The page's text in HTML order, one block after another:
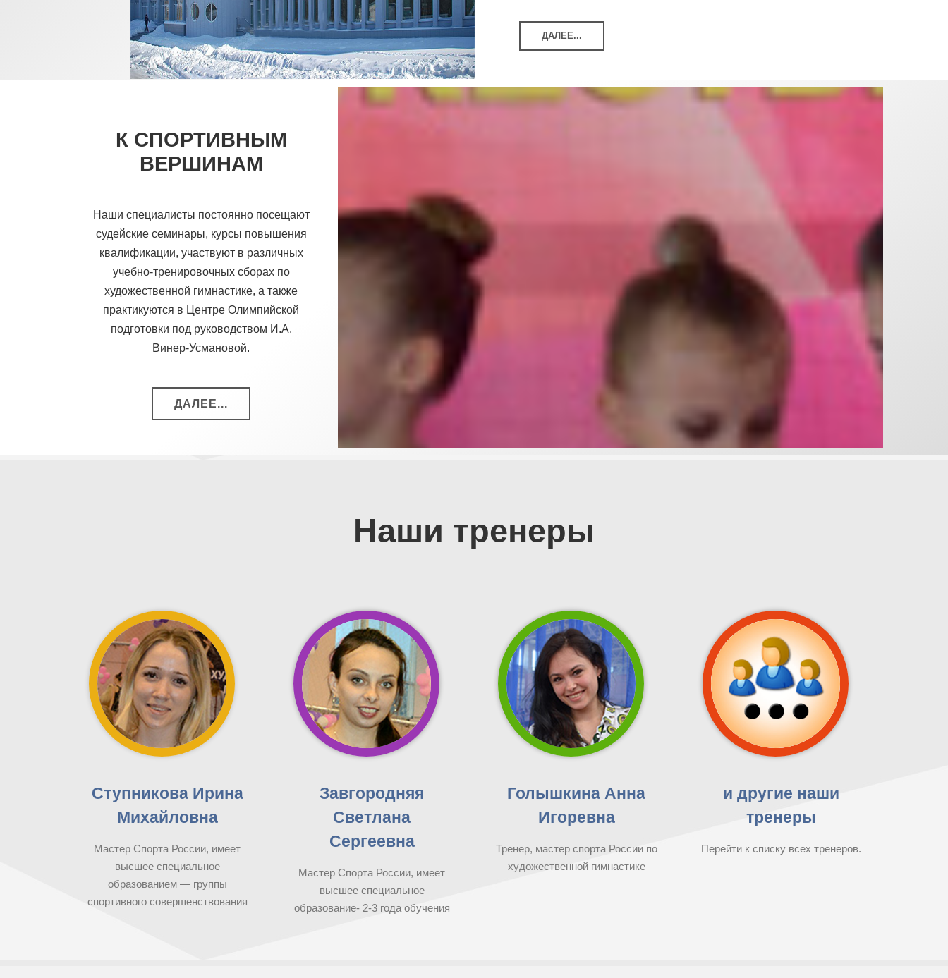
ДАЛЕЕ...
К СПОРТИВНЫМ
ВЕРШИНАМ
Наши специалисты постоянно посещают
судейские семинары, курсы повышения
квалификации, участвуют в различных
учебно-тренировочных сборах по
художественной гимнастике, а также
практикуются в Центре Олимпийской
подготовки под руководством И.А.
Винер-Усмановой.
ДАЛЕЕ...
Наши тренеры
Ступникова Ирина
Михайловна
Мастер Спорта России, имеет
высшее специальное
образованием — группы
спортивного совершенствования
Завгородняя
Светлана
Сергеевна
Мастер Спорта России, имеет
высшее специальное
образование- 2-3 года обучения
Голышкина Анна
Игоревна
Тренер, мастер спорта России по
художественной гимнастике
и другие наши
тренеры
Перейти к списку всех тренеров.